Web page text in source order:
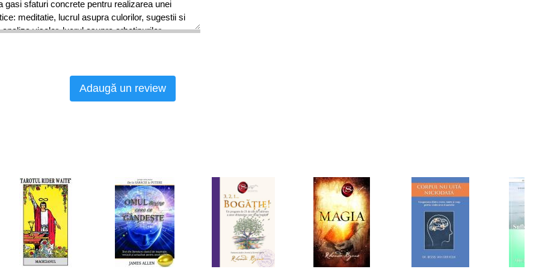
gasi sfaturi concrete pentru realizarea unei
meditatie, lucrul asupra culorilor, sugestii si
viselor, lucrul asupra arhetipurilor,
de relatii psihosomatice… Si datorita celor
tamaduitorul, Helmut Hark ne aminteste ca
Adaugă un review